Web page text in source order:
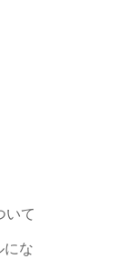
いて
にな